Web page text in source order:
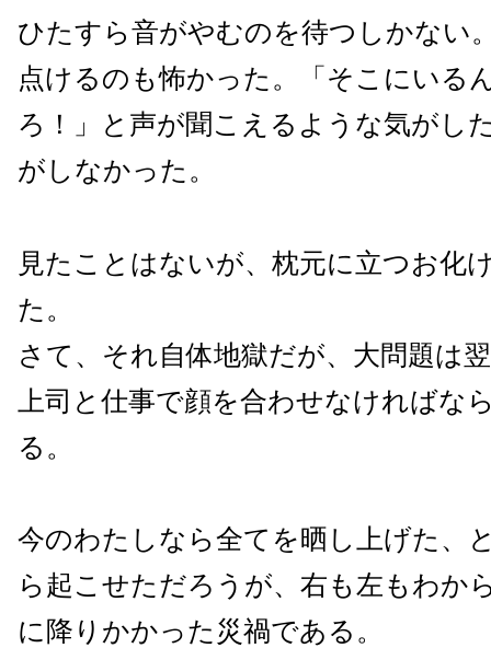
ひたすら音がやむのを待つしかない
点けるのも怖かった。「そこにいる
ろ！」と声が聞こえるような気がし
がしなかった。
見たことはないが、枕元に立つお化
た。
さて、それ自体地獄だが、大問題は
上司と仕事で顔を合わせなければな
る。
今のわたしなら全てを晒し上げた、
ら起こせただろうが、右も左もわか
に降りかかった災禍である。